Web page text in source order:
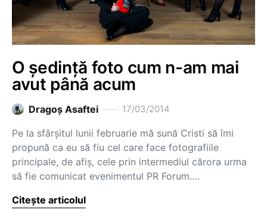
O ședință foto cum n-am mai
avut până acum
Dragoş Asaftei 17/03/2014
Pe la sfârșitul lunii februarie mă sună Cristi să îmi
propună ca eu să fiu cel care face fotografiile
principale, de afiș, cele prin intermediul cărora urma
să fie comunicat evenimentul PR Forum.…
Citește articolul